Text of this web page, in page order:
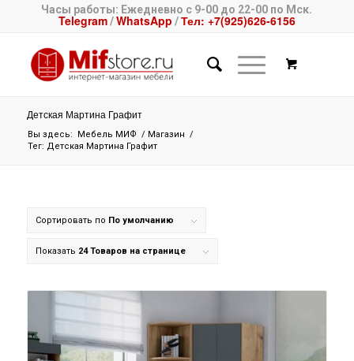
Часы работы: Ежедневно с 9-00 до 22-00 по Мск.
Telegram/WhatsApp /Тел: +7(925)626-6156
Детская Мартина Графит
Вы здесь: Мебель МИФ / Магазин /
Тег: Детская Мартина Графит
Сортировать по По умолчанию
Показать 24 Товаров на странице